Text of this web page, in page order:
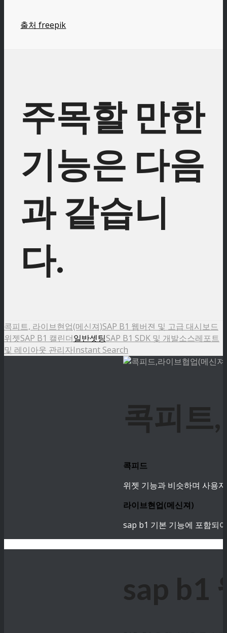
출처 freepik
주목할 만한
기능은 다음
과 같습니
다.
콕피트, 라이브현업(메신져)SAP B1 웹버젼 및 고급 대시보드
위젯SAP B1 캘린더일반셋팅SAP B1 SDK 및 개발소스레포트
및 레이아웃 관리자Instant Search
콕피트
콕피드
위젯 기능과 비슷하며 사용
라이브현업(메신져)
sap b1 기본 기능에 포함되
sap b1